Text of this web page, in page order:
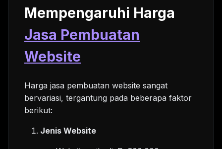
Mempengaruhi Harga
Jasa Pembuatan
Website
Harga jasa pembuatan website sangat
bervariasi, tergantung pada beberapa faktor
berikut:
Jenis Website